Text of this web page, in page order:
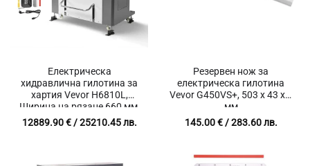
Електрическа
хидравлична гилотина за
хартия Vevor H6810L,
Ширина на рязане 660 мм,
Дебелина на рязане 100
мм, Инфрачервена защита
12889.90€/ 25210.45 лв.
Резервен нож за
електрическа гилотина
Vevor G450VS+, 503 x 43 x 6
мм
145.00€/ 283.60 лв.